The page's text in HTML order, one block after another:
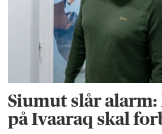
Siumut slår
på Ivaaraq skal